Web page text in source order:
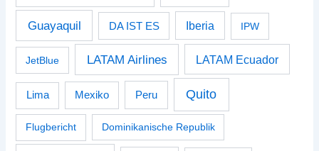
Guayaquil DA IST ES Iberia IPW
JetBlue LATAM Airlines LATAM Ecuador
Lima Mexiko Peru Quito
Flugbericht Dominikanische Republik